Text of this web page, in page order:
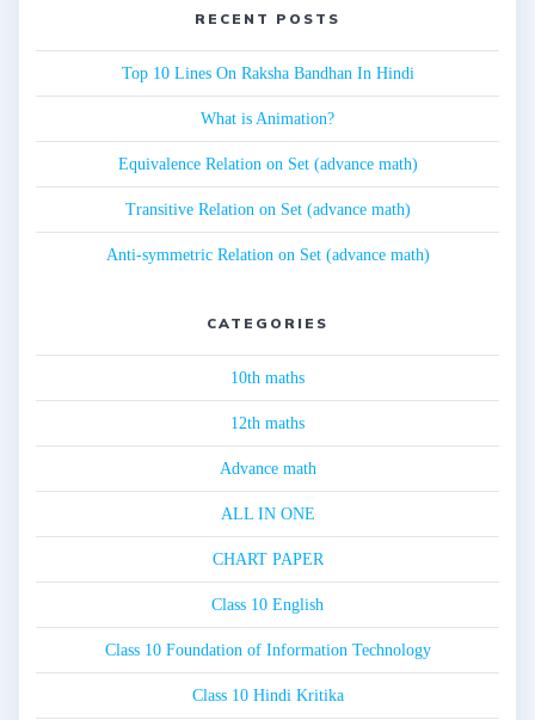
RECENT POSTS
Top 10 Lines On Raksha Bandhan In Hindi
What is Animation?
Equivalence Relation on Set (advance math)
Transitive Relation on Set (advance math)
Anti-symmetric Relation on Set (advance math)
CATEGORIES
10th maths
12th maths
Advance math
ALL IN ONE
CHART PAPER
Class 10 English
Class 10 Foundation of Information Technology
Class 10 Hindi Kritika